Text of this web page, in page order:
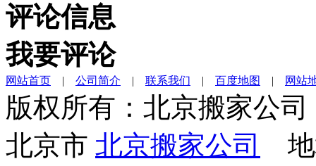
评论信息
我要评论
网站首页 | 公司简介 | 联系我们 | 百度地图 | 网站
版权所有：北京搬家公司
北京市 北京搬家公司
地